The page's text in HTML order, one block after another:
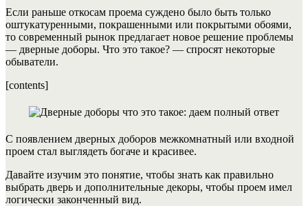
Если раньше откосам проема суждено было быть только
оштукатуренными, покрашенными или покрытыми обоями,
то современный рынок предлагает новое решение проблемы
— дверные доборы. Что это такое? — спросят некоторые
обыватели.
[contents]
С появлением дверных доборов межкомнатный или входной
проем стал выглядеть богаче и красивее.
Давайте изучим это понятие, чтобы знать как правильно
выбрать дверь и дополнительные декоры, чтобы проем имел
логически законченный вид.